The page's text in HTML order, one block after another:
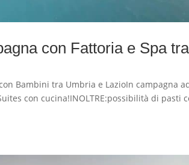
con Fattoria e Spa tra
Bambini tra Umbria e LazioIn campagna
con cucina!INOLTRE:possibilità di pasti